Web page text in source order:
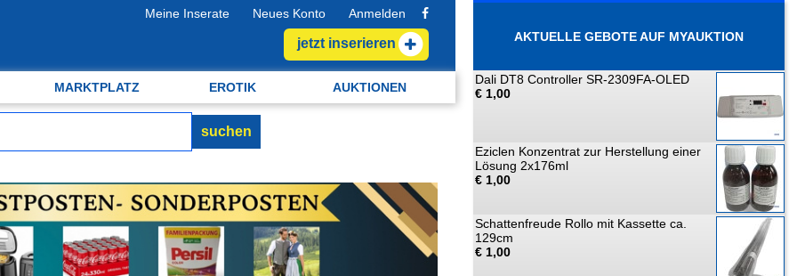
Meine Inserate Neues Konto Anmelden
jetzt inserieren
MARKTPLATZ EROTIK AUKTIONEN
suchen
AKTUELLE GEBOTE AUF MYAUKTION
Dali DT8 Controller SR-2309FA-OLED
€ 1,00
Eziclen Konzentrat zur Herstellung einer
Lösung 2x176ml
€ 1,00
Schattenfreude Rollo mit Kassette ca.
129cm
€ 1,00